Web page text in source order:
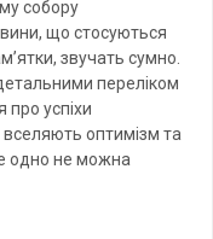
собору
що стосуються
звучать сумно.
переліком
про успіхи
вселяють оптимізм та
одно не можна